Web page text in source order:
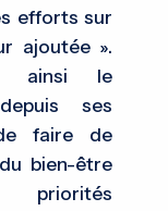
efforts sur
ajoutée ».
ainsi le
ses
faire de
bien-être